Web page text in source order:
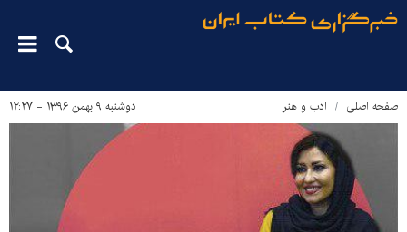
صفحه اصلی ادب و هنر دوشنبه ۹ بهمن ۱۳۹۶ - ۱۲:۲۷